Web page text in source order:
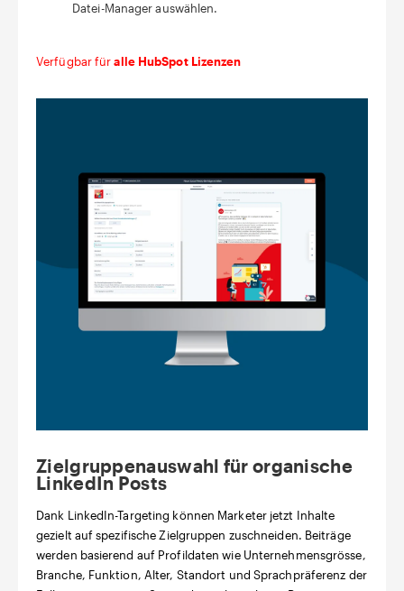
Datei-Manager auswählen.
Verfügbar füralle HubSpot Lizenzen
Zielgruppenauswahl für organische
LinkedIn Posts
Dank LinkedIn-Targeting können Marketer jetzt Inhalte
gezielt auf spezifische Zielgruppen zuschneiden. Beiträge
werden basierend auf Profildaten wie Unternehmensgrösse,
Branche, Funktion, Alter, Standort und Sprachpräferenz der